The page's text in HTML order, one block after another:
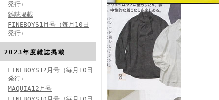
FINEBOYS2024年2月号
発行）
雑誌掲載
FINEBOYS1月号（毎月10日
発行）
2023年度雑誌掲載
FINEBOYS12月号（毎月10日
発行）
MAQUIA12月号